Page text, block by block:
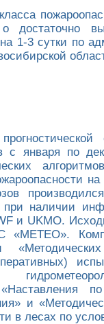
1-3 сутки по
с января по
наличии
и UKMO.
«МЕТЕО».
и
в лесах по